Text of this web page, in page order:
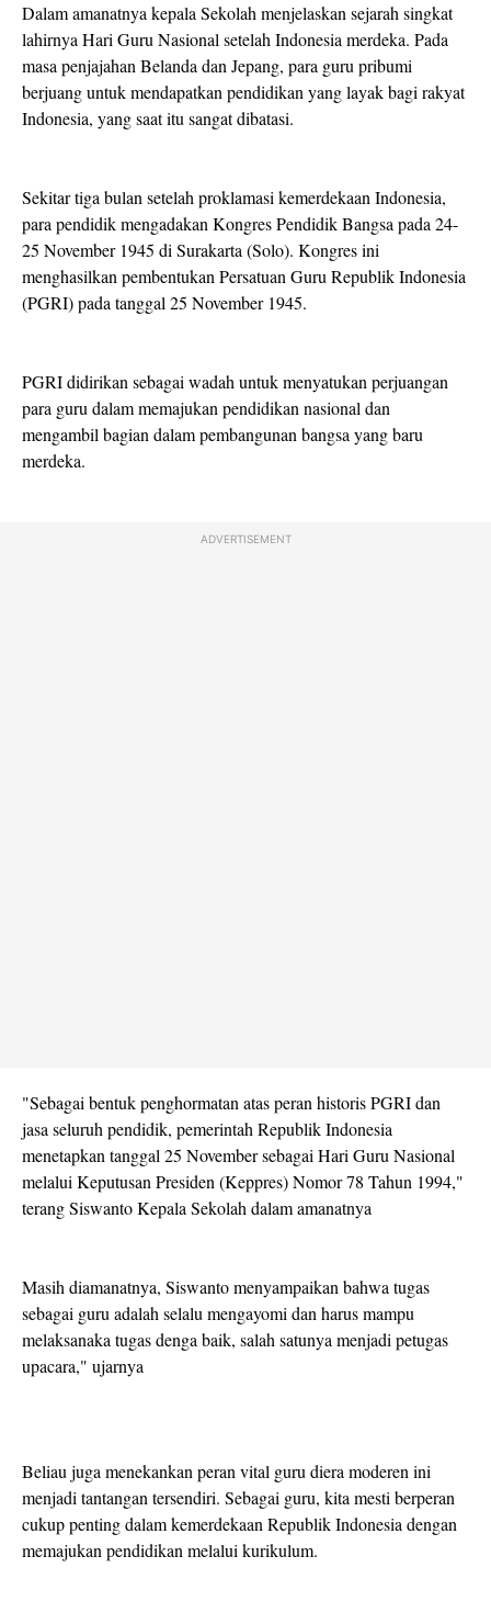
Dalam amanatnya kepala Sekolah menjelaskan sejarah singkat
lahirnya Hari Guru Nasional setelah Indonesia merdeka. Pada
masa penjajahan Belanda dan Jepang, para guru pribumi
berjuang untuk mendapatkan pendidikan yang layak bagi rakyat
Indonesia, yang saat itu sangat dibatasi.
Sekitar tiga bulan setelah proklamasi kemerdekaan Indonesia,
para pendidik mengadakan Kongres Pendidik Bangsa pada 24-
25 November 1945 di Surakarta (Solo). Kongres ini
menghasilkan pembentukan Persatuan Guru Republik Indonesia
(PGRI) pada tanggal 25 November 1945.
PGRI didirikan sebagai wadah untuk menyatukan perjuangan
para guru dalam memajukan pendidikan nasional dan
mengambil bagian dalam pembangunan bangsa yang baru
merdeka.
ADVERTISEMENT
"Sebagai bentuk penghormatan atas peran historis PGRI dan
jasa seluruh pendidik, pemerintah Republik Indonesia
menetapkan tanggal 25 November sebagai Hari Guru Nasional
melalui Keputusan Presiden (Keppres) Nomor 78 Tahun 1994,"
terang Siswanto Kepala Sekolah dalam amanatnya
Masih diamanatnya, Siswanto menyampaikan bahwa tugas
sebagai guru adalah selalu mengayomi dan harus mampu
melaksanaka tugas denga baik, salah satunya menjadi petugas
upacara," ujarnya
Beliau juga menekankan peran vital guru diera moderen ini
menjadi tantangan tersendiri. Sebagai guru, kita mesti berperan
cukup penting dalam kemerdekaan Republik Indonesia dengan
memajukan pendidikan melalui kurikulum.